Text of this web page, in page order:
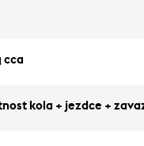
cca
kola + jezdce +